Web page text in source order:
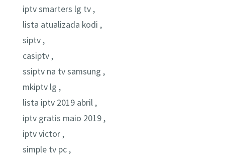
iptv smarters lg tv ,
lista atualizada kodi ,
siptv ,
casiptv ,
ssiptv na tv samsung ,
mkiptv lg ,
lista iptv 2019 abril ,
iptv gratis maio 2019 ,
iptv victor ,
simple tv pc ,